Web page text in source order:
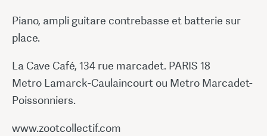
Piano, ampli guitare contrebasse et batterie sur
place.
La Cave Café, 134 rue marcadet. PARIS 18
Metro Lamarck-Caulaincourt ou Metro Marcadet-
Poissonniers.
www.zootcollectif.com